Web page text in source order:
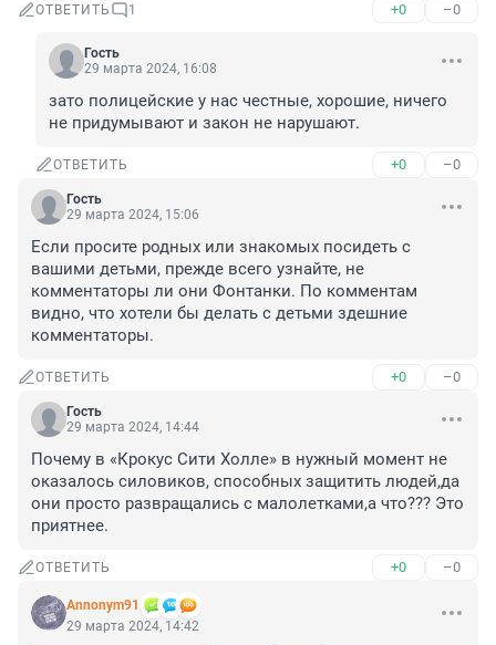
ОТВЕТИТЬ 1 +0 –0
Гость
29 марта 2024, 16:08
зато полицейские у нас честные, хорошие, ничего
не придумывают и закон не нарушают.
ОТВЕТИТЬ +0 –0
Гость
29 марта 2024, 15:06
Если просите родных или знакомых посидеть с
вашими детьми, прежде всего узнайте, не
комментаторы ли они Фонтанки. По комментам
видно, что хотели бы делать с детьми здешние
комментаторы.
ОТВЕТИТЬ +0 –0
Гость
29 марта 2024, 14:44
Почему в «Крокус Сити Холле» в нужный момент не
оказалось силовиков, способных защитить людей,да
они просто развращались с малолетками,а что??? Это
приятнее.
ОТВЕТИТЬ +0 –0
Annonym91
29 марта 2024, 14:42